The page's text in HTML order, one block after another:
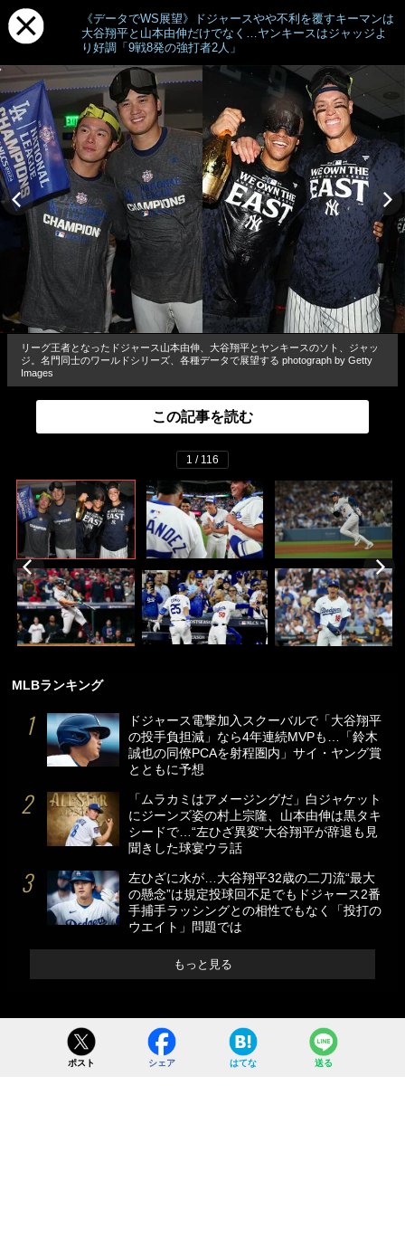
《データでWS展望》ドジャースやや不利を覆すキーマンは
大谷翔平と山本由伸だけでなく…ヤンキースはジャッジよ
り好調「9戦8発の強打者2人」
リーグ王者となったドジャース山本由伸、大谷翔平とヤンキースのソト、ジャッ
ジ。名門同士のワールドシリーズ、各種データで展望する photograph by Getty
Images
この記事を読む
1 / 116
MLBランキング
ドジャース電撃加入スクーバルで「大谷翔平
の投手負担減」なら4年連続MVPも…「鈴木
誠也の同僚PCAを射程圏内」サイ・ヤング賞
とともに予想
「ムラカミはアメージングだ」白ジャケット
にジーンズ姿の村上宗隆、山本由伸は黒タキ
シードで…“左ひざ異変”大谷翔平が辞退も見
聞きした球宴ウラ話
左ひざに水が…大谷翔平32歳の二刀流“最大
の懸念”は規定投球回不足でもドジャース2番
手捕手ラッシングとの相性でもなく「投打の
ウエイト」問題では
もっと見る
ポスト シェア はてな 送る